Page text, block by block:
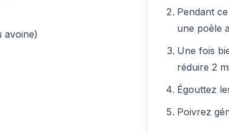
avoine)
Pendant
une poêle
Une fois
réduire 2
Égouttez
Poivrez